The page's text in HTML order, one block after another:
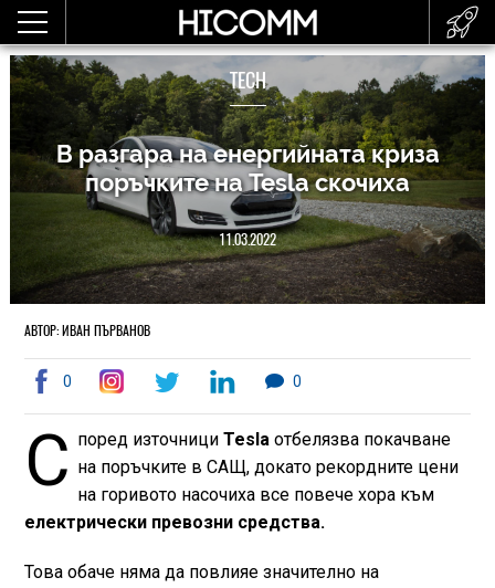
TECH
В разгара на енергийната криза
поръчките на Tesla скочиха
11.03.2022
АВТОР: ИВАН ПЪРВАНОВ
0 0
С поред източнициTesla отбелязва покачване
на поръчките в САЩ, докато рекордните цени
на горивото насочиха все повече хора към
електрически превозни средства.
Това обаче няма да повлияе значително на